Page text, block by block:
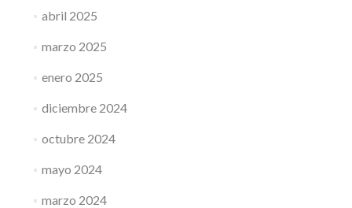
abril 2025
marzo 2025
enero 2025
diciembre 2024
octubre 2024
mayo 2024
marzo 2024